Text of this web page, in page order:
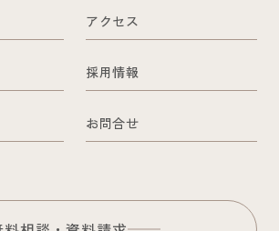
アクセス
採用情報
お問合せ